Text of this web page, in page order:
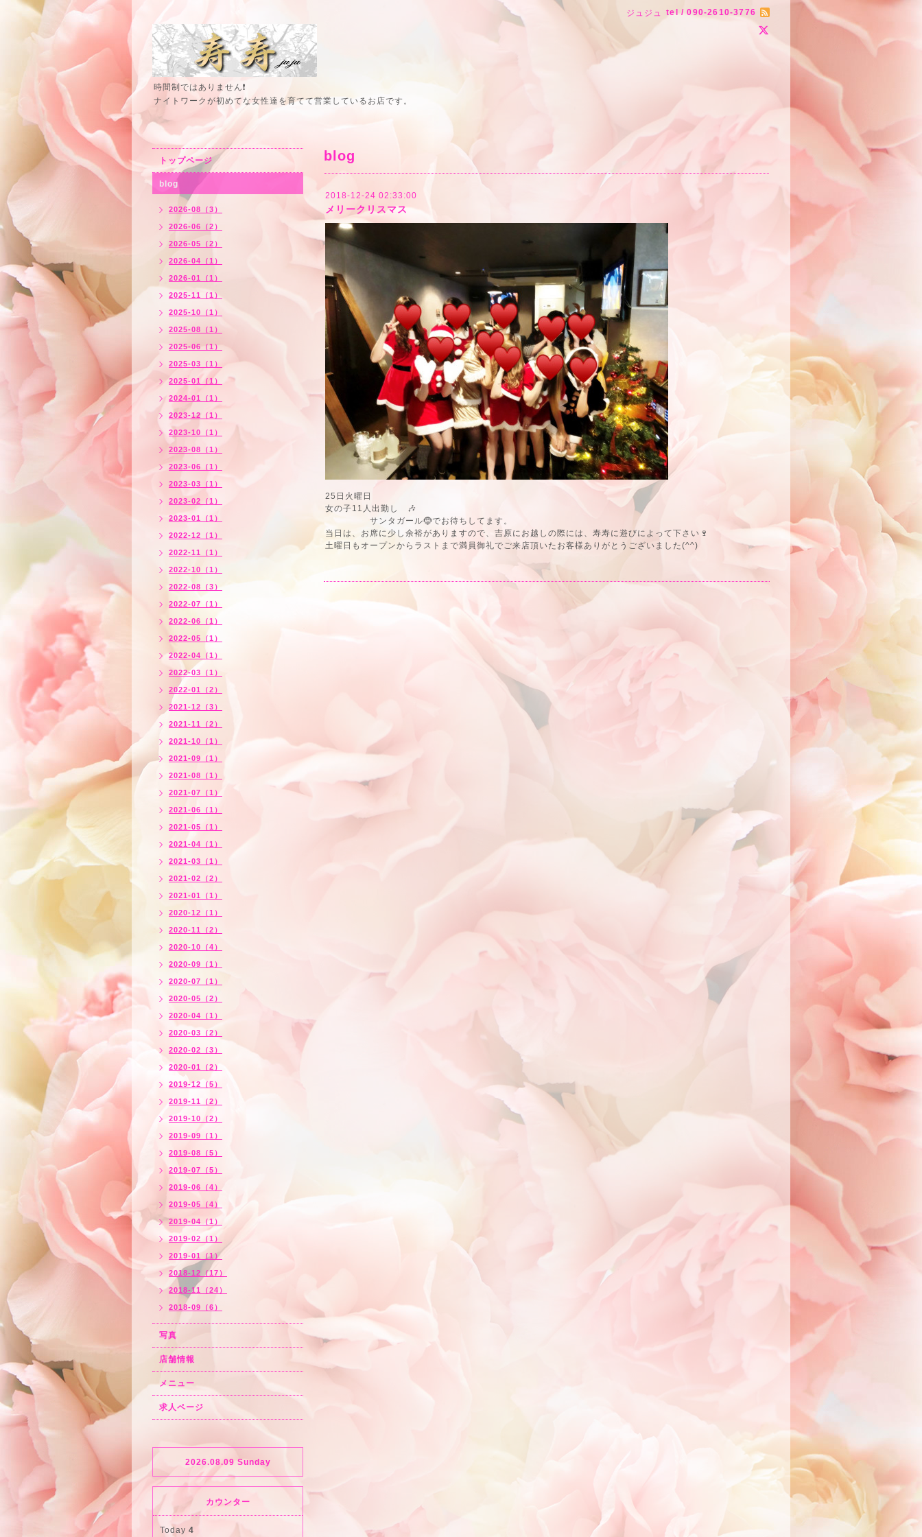
ジュジュ tel / 090-2610-3776
時間制ではありません❗
ナイトワークが初めてな女性達を育てて営業しているお店です。
blog
2018-12-24 02:33:00
メリークリスマス
25日火曜日
女の子11人出勤し 🎶
サンタガール🤶でお待ちしてます。
当日は、お席に少し余裕がありますので、吉原にお越しの際には、寿寿に遊びによって下さい🍷
土曜日もオープンからラストまで満員御礼でご来店頂いたお客様ありがとうございました(^^)
トップページ
blog
2026-08（3）
2026-06（2）
2026-05（2）
2026-04（1）
2026-01（1）
2025-11（1）
2025-10（1）
2025-08（1）
2025-06（1）
2025-03（1）
2025-01（1）
2024-01（1）
2023-12（1）
2023-10（1）
2023-08（1）
2023-06（1）
2023-03（1）
2023-02（1）
2023-01（1）
2022-12（1）
2022-11（1）
2022-10（1）
2022-08（3）
2022-07（1）
2022-06（1）
2022-05（1）
2022-04（1）
2022-03（1）
2022-01（2）
2021-12（3）
2021-11（2）
2021-10（1）
2021-09（1）
2021-08（1）
2021-07（1）
2021-06（1）
2021-05（1）
2021-04（1）
2021-03（1）
2021-02（2）
2021-01（1）
2020-12（1）
2020-11（2）
2020-10（4）
2020-09（1）
2020-07（1）
2020-05（2）
2020-04（1）
2020-03（2）
2020-02（3）
2020-01（2）
2019-12（5）
2019-11（2）
2019-10（2）
2019-09（1）
2019-08（5）
2019-07（5）
2019-06（4）
2019-05（4）
2019-04（1）
2019-02（1）
2019-01（1）
2018-12（17）
2018-11（24）
2018-09（6）
写真
店舗情報
メニュー
求人ページ
2026.08.09 Sunday
カウンター
Today 4